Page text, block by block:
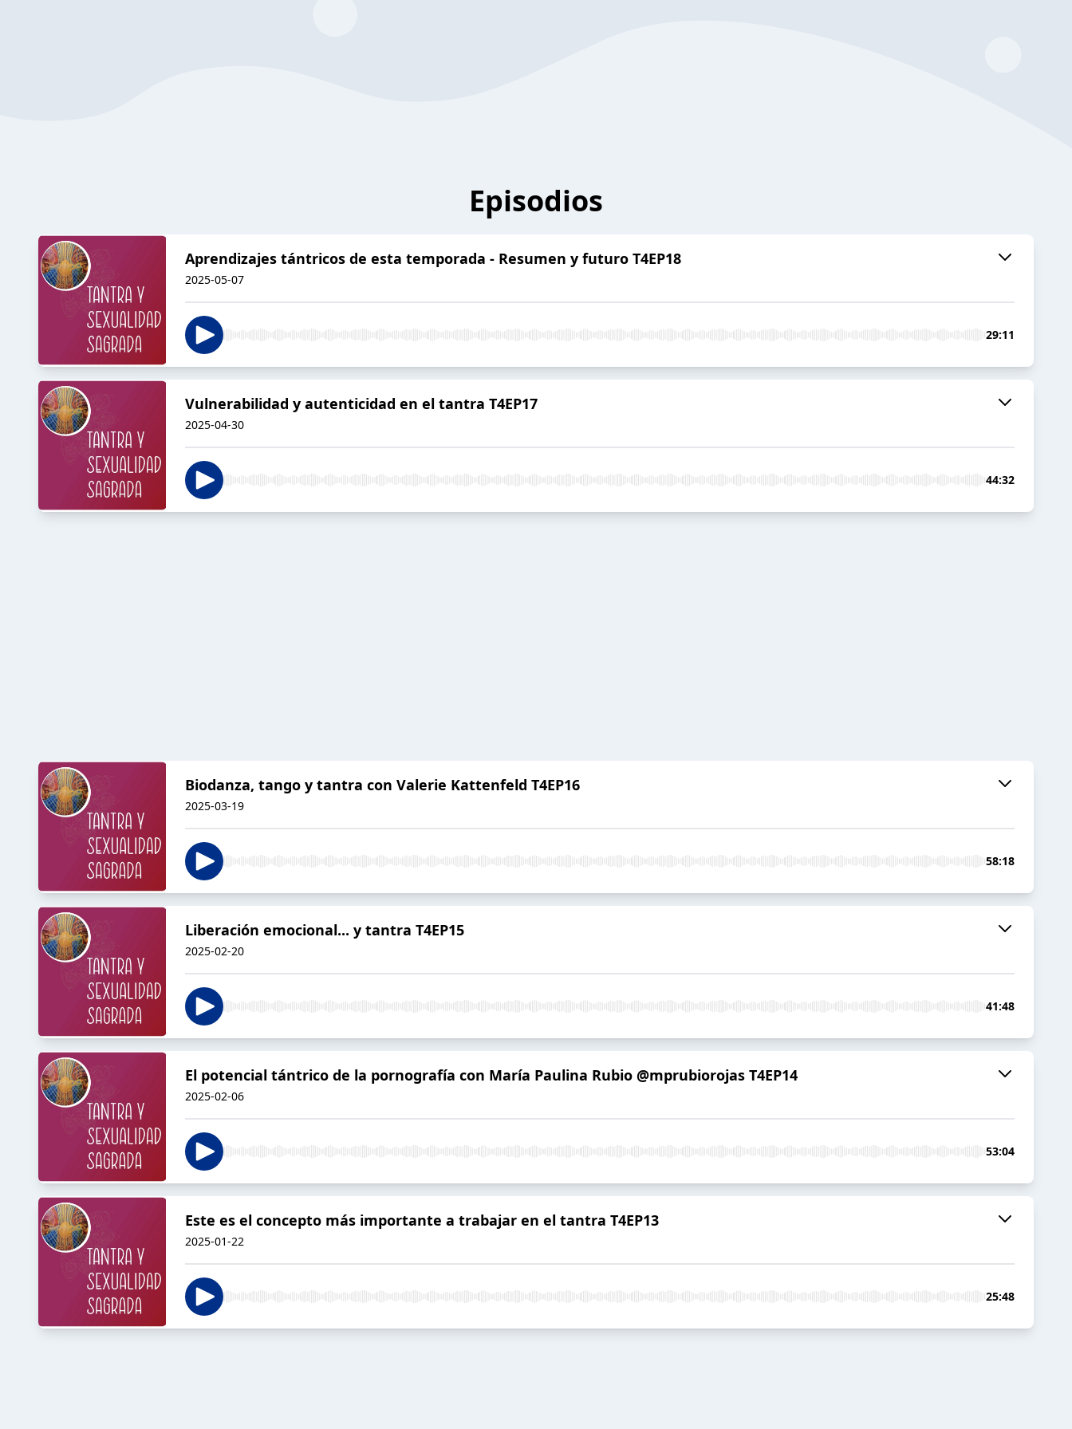
Episodios
Aprendizajes tántricos de esta temporada - Resumen y futuro T4EP18
2025-05-07
29:11
Vulnerabilidad y autenticidad en el tantra T4EP17
2025-04-30
44:32
Biodanza, tango y tantra con Valerie Kattenfeld T4EP16
2025-03-19
58:18
Liberación emocional... y tantra T4EP15
2025-02-20
41:48
El potencial tántrico de la pornografía con María Paulina Rubio @mprubiorojas T4EP14
2025-02-06
53:04
Este es el concepto más importante a trabajar en el tantra T4EP13
2025-01-22
25:48